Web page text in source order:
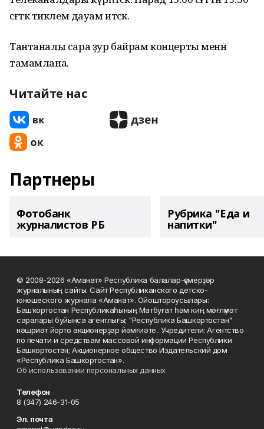
cәғәткә тиклем дауам итәсәк.
Тантаналы сара ҙур байрам концерты менән
тамамлана.
Читайте нас
Партнеры
Фотобанк
журналистов РБ
Рубрика "Еда и
напитки"
© 2008-2026 «Аманат» Республика балалар-үҫмерҙәр
журналының сайты. Сайт Республиканского детско-
юношеского журнала «Аманат». Ойоштороусылары:
Башҡортостан Республикаһының Матбуғат һәм киң мәғлүмәт
саралары буйынса агентлығы; "Республика Башкортостан"
нәшриәт йорто акционерҙар йәмғиәте.. Учредители: Агентство
по печати и средствам массовой информации Республики
Башкортостан; Акционерное общество Издательский дом
«Республика Башкортостан».
Об использовании персональных данных
Телефон
8 (347) 246-31-05
Эл. почта